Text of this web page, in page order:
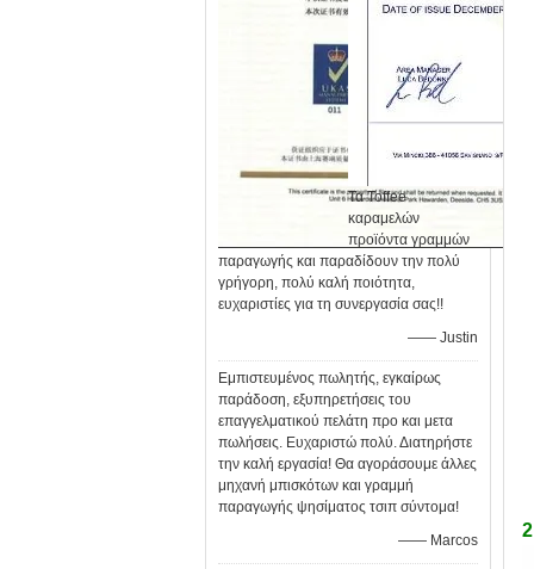
Τα Toffee
καραμελών
προϊόντα γραμμών
παραγωγής και παραδίδουν την πολύ
γρήγορη, πολύ καλή ποιότητα,
ευχαριστίες για τη συνεργασία σας!!
—— Justin
Εμπιστευμένος πωλητής, εγκαίρως
παράδοση, εξυπηρετήσεις του
επαγγελματικού πελάτη προ και μετα
πωλήσεις. Ευχαριστώ πολύ. Διατηρήστε
την καλή εργασία! Θα αγοράσουμε άλλες
μηχανή μπισκότων και γραμμή
παραγωγής ψησίματος τσιπ σύντομα!
—— Marcos